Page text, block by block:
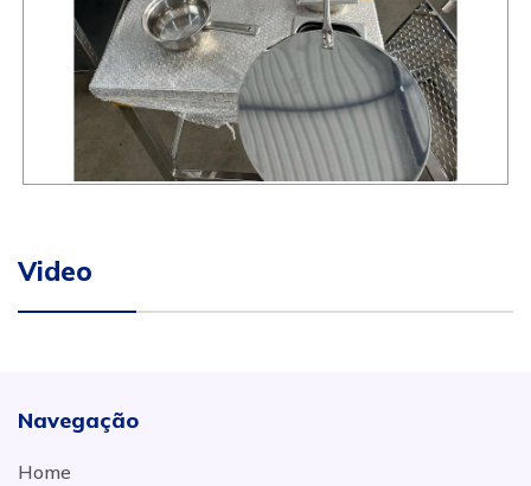
Video
Navegação
Home